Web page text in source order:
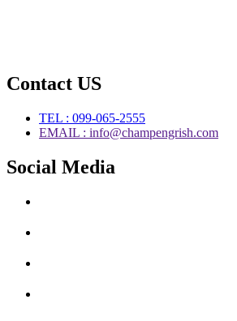
Contact US
TEL : 099-065-2555
EMAIL : info@champengrish.com
Social Media